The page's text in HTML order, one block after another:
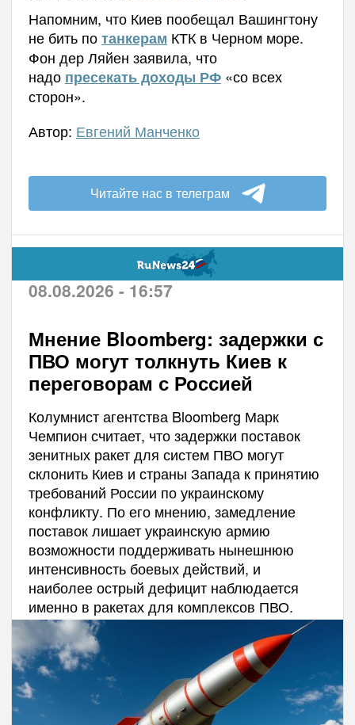
Напомним, что Киев пообещал Вашингтону
не бить потанкерам КТК в Черном море.
Фон дер Ляйен заявила, что
надо пресекать доходы РФ«со всех
сторон».
Автор: Евгений Манченко
Читайте нас в телеграм
08.08.2026 - 16:57
Мнение Bloomberg: задержки с
ПВО могут толкнуть Киев к
переговорам с Россией
Колумнист агентства Bloomberg Марк
Чемпион считает, что задержки поставок
зенитных ракет для систем ПВО могут
склонить Киев и страны Запада к принятию
требований России по украинскому
конфликту. По его мнению, замедление
поставок лишает украинскую армию
возможности поддерживать нынешнюю
интенсивность боевых действий, и
наиболее острый дефицит наблюдается
именно в ракетах для комплексов ПВО.